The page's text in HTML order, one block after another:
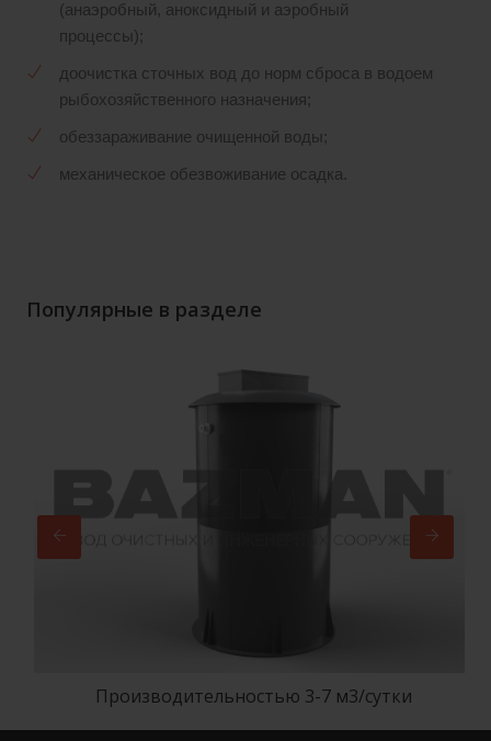
(анаэробный, аноксидный и аэробный
процессы);
доочистка сточных вод до норм сброса в водоем
рыбохозяйственного назначения;
обеззараживание очищенной воды;
механическое обезвоживание осадка.
Популярные в разделе
Производительностью 3-7 м3/сутки